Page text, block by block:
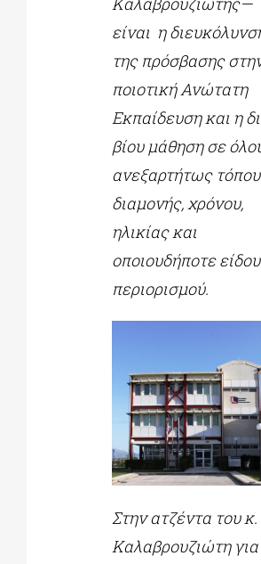
είναι η
της πρόσβασης
ποιοτική Ανώτατη
Εκπαίδευση και η
βίου μάθηση σε
ανεξαρτήτως τόπου
διαμονής, χρόνου,
ηλικίας και
οποιουδήποτε
περιορισμού.
Στην ατζέντα του κ.
Καλαβρουζιώτη για